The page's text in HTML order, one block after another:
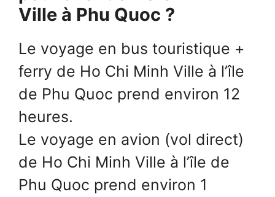
Ville à Phu Quoc ?
Le voyage en bus touristique +
ferry de Ho Chi Minh Ville à l’île
de Phu Quoc prend environ 12
heures.
Le voyage en avion (vol direct)
de Ho Chi Minh Ville à l’île de
Phu Quoc prend environ 1